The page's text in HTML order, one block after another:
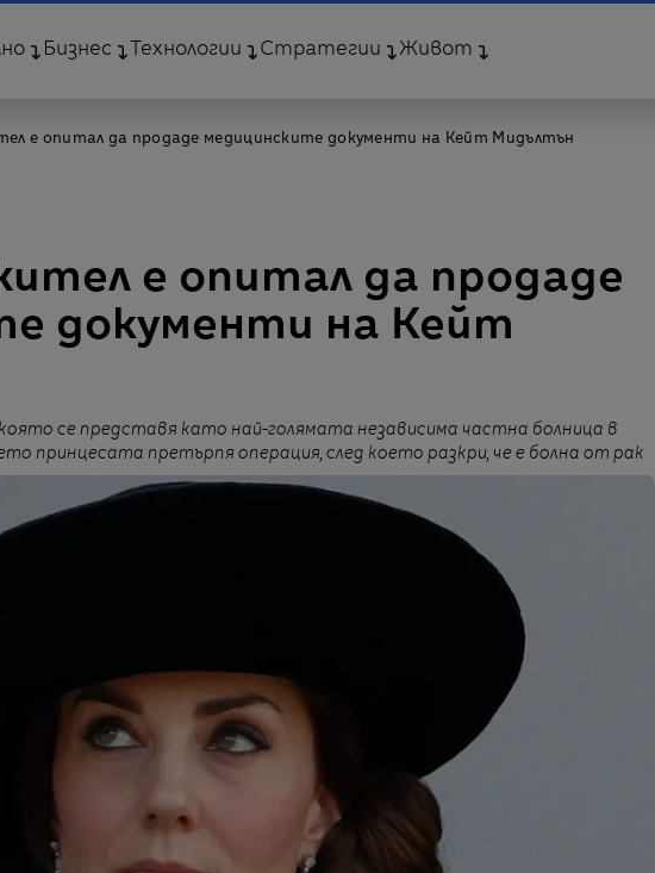
Бизнес Технологии Стратегии Живот
е опитал да продаде медицинските документи на Кейт Мидълтън
е опитал да продаде
документи на Кейт
се представя като най-голямата независима частна болница в
принцесата претърпя операция, след което разкри, че е болна от рак